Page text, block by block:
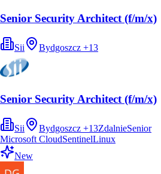
Senior Security Architect (f/m/x)
Sii Bydgoszcz +13
Senior Security Architect (f/m/x)
Sii Bydgoszcz +13ZdalnieSenior
Microsoft CloudSentinelLinux
New